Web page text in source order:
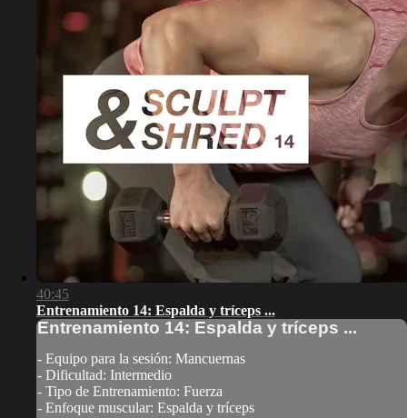
40:45
Entrenamiento 14: Espalda y tríceps ...
Entrenamiento 14: Espalda y tríceps ...
- Equipo para la sesión: Mancuernas
- Dificultad: Intermedio
- Tipo de Entrenamiento: Fuerza
- Enfoque muscular: Espalda y tríceps